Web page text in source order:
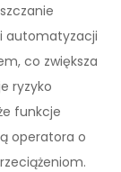
automatyzacji
co zwiększa
ryzyko
funkcje
operatora o